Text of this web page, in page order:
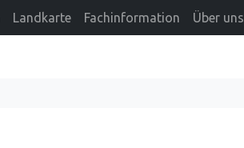
Landkarte Fachinformation Über uns